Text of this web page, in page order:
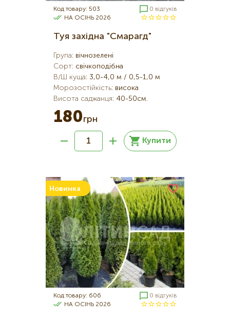
Код товару: 503
0 відгуків
НА ОСІНЬ 2026
Туя західна "Смарагд"
Група: вічнозелені
Сорт: свічкоподібна
В/Ш куща: 3,0-4,0 м / 0,5-1,0 м
Морозостійкість: висока
Висота саджанця: 40-50см.
180грн
Купити
Новинка
Код товару: 606
0 відгуків
НА ОСІНЬ 2026